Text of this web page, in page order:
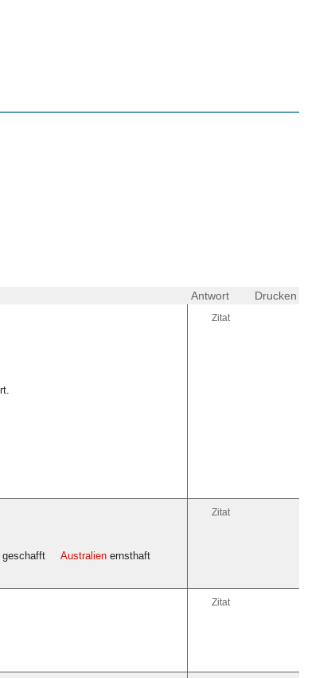
Antwort Drucken
Zitat
Zitat
geschafft Australien ernsthaft
Zitat